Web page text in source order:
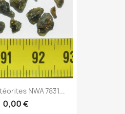
NWA 7831...
0,00 €